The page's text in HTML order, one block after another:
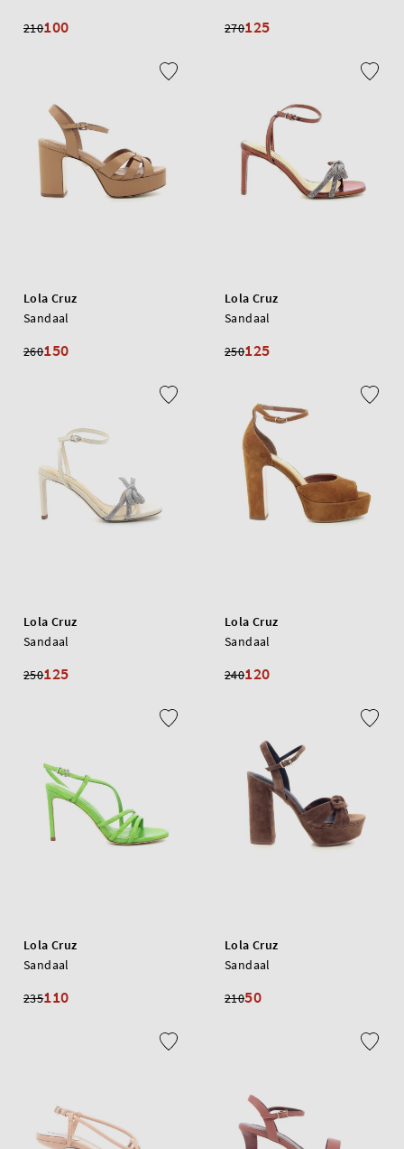
210100 270125
Lola Cruz
Sandaal
260150
Lola Cruz
Sandaal
250125
Lola Cruz
Sandaal
250125
Lola Cruz
Sandaal
240120
Lola Cruz
Sandaal
235110
Lola Cruz
Sandaal
21050